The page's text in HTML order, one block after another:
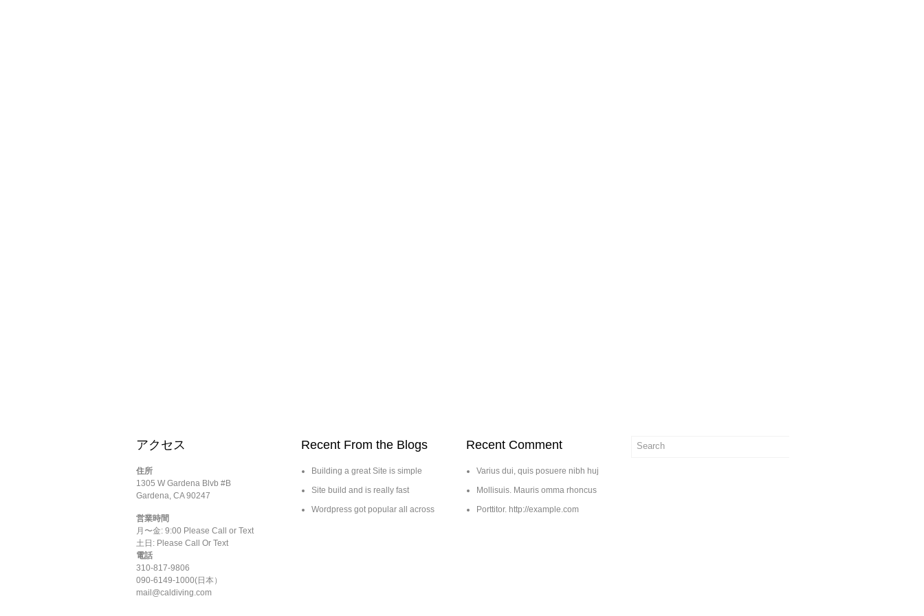
アクセス
住所
1305 W Gardena Blvb #B
Gardena, CA 90247
営業時間
月〜金: 9:00 Please Call or Text
土日: Please Call Or Text
電話
310-817-9806
090-6149-1000(日本）
mail@caldiving.com
Recent From the Blogs
Building a great Site is simple
Site build and is really fast
Wordpress got popular all across
Recent Comment
Varius dui, quis posuere nibh huj
Mollisuis. Mauris omma rhoncus
Porttitor. http://example.com